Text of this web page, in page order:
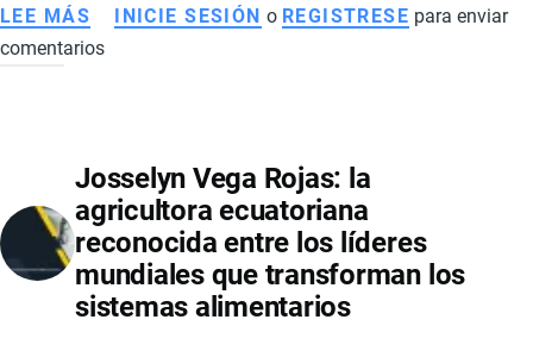
LEE MÁS SOBRE
EVOLUCIÓN
ECUADOR
EN
2025:
CAMARONERAS,
RETAIL
INICIE SESIÓN o REGISTRESE para enviar
comentarios
Josselyn Vega Rojas: la
agricultora ecuatoriana
reconocida entre los líderes
mundiales que transforman los
sistemas alimentarios